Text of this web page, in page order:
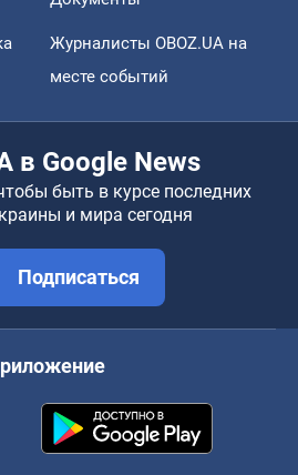
Журналисты OBOZ.UA на
месте событий
в Google News
быть в курсе последних
и мира сегодня
Подписаться